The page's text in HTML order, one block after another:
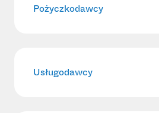
Pożyczkodawcy
Usługodawcy